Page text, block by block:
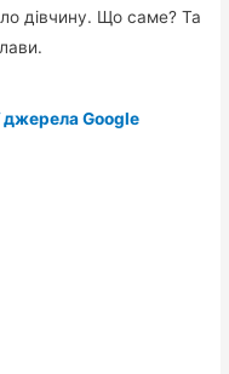
дівчину. Що саме? Та
джерела Google